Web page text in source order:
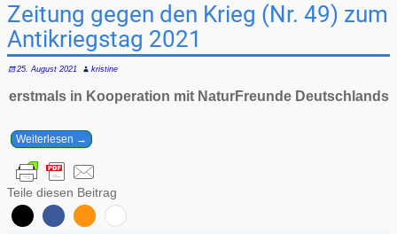
Zeitung gegen den Krieg (Nr. 49) zum
Antikriegstag 2021
25. August 2021 kristine
erstmals in Kooperation mit NaturFreunde Deutschlands
Weiterlesen →
Teile diesen Beitrag